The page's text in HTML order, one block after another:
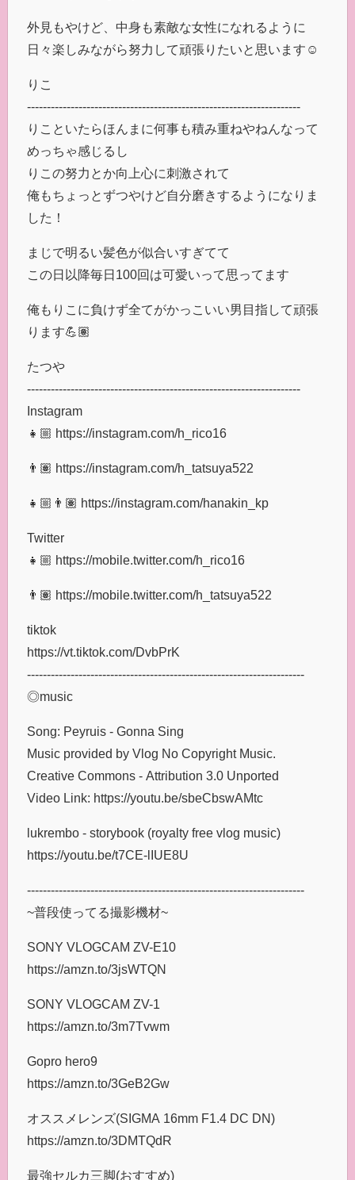
外見もやけど、中身も素敵な女性になれるように
日々楽しみながら努力して頑張りたいと思います☺️
りこ
---------------------------------------------------------------------
りこといたらほんまに何事も積み重ねやねんなって
めっちゃ感じるし
りこの努力とか向上心に刺激されて
俺もちょっとずつやけど自分磨きするようになりま
した！
まじで明るい髪色が似合いすぎてて
この日以降毎日100回は可愛いって思ってます
俺もりこに負けず全てがかっこいい男目指して頑張
ります💪🏽
たつや
---------------------------------------------------------------------
Instagram
👧🏼 https://instagram.com/h_rico16
👨🏽 https://instagram.com/h_tatsuya522
👧🏼👨🏽 https://instagram.com/hanakin_kp
Twitter
👧🏼 https://mobile.twitter.com/h_rico16
👨🏽 https://mobile.twitter.com/h_tatsuya522
tiktok
https://vt.tiktok.com/DvbPrK
----------------------------------------------------------------------
◎music
Song: Peyruis - Gonna Sing
Music provided by Vlog No Copyright Music.
Creative Commons - Attribution 3.0 Unported
Video Link: https://youtu.be/sbeCbswAMtc
lukrembo - storybook (royalty free vlog music)
https://youtu.be/t7CE-lIUE8U
----------------------------------------------------------------------
~普段使ってる撮影機材~
SONY VLOGCAM ZV-E10
https://amzn.to/3jsWTQN
SONY VLOGCAM ZV-1
https://amzn.to/3m7Tvwm
Gopro hero9
https://amzn.to/3GeB2Gw
オススメレンズ(SIGMA 16mm F1.4 DC DN)
https://amzn.to/3DMTQdR
最強セルカ三脚(おすすめ)